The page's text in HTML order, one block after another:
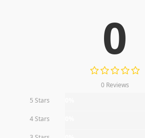
0
0 Reviews
5 Stars
4 Stars